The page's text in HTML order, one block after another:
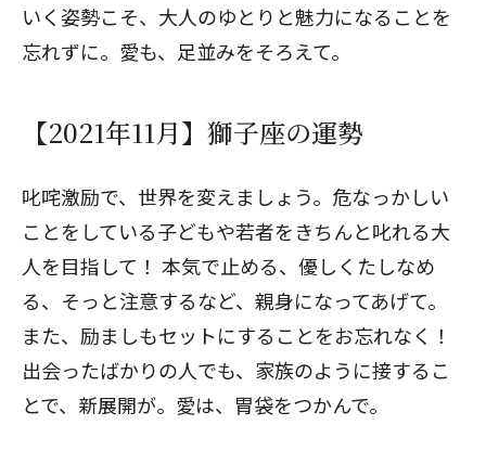
いく姿勢こそ、大人のゆとりと魅力になることを
忘れずに。愛も、足並みをそろえて。
【2021年11月】獅子座の運勢
叱咤激励で、世界を変えましょう。危なっかしい
ことをしている子どもや若者をきちんと叱れる大
人を目指して！ 本気で止める、優しくたしなめ
る、そっと注意するなど、親身になってあげて。
また、励ましもセットにすることをお忘れなく！
出会ったばかりの人でも、家族のように接するこ
とで、新展開が。愛は、胃袋をつかんで。